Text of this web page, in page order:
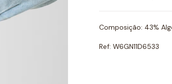
Composição: 43%
Ref: W6GN11D6533